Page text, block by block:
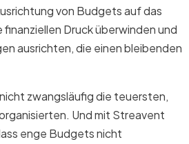
von Budgets auf das
Druck überwinden und
ausrichten, die einen bleibenden
zwangsläufig die teuersten,
Und mit Streavent
enge Budgets nicht